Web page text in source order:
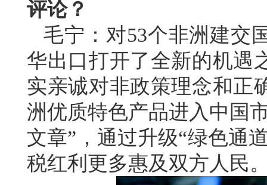
评论？
毛宁：对53个非洲建交
华出口打开了全新的机遇
实亲诚对非政策理念和正
洲优质特色产品进入中国
文章”，通过升级“绿色通
税红利更多惠及双方人民